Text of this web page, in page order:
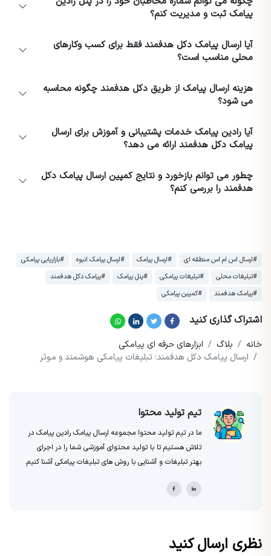
پیامک ثبت و مدیریت کنم؟
آیا ارسال پیامک دکل هدفمند فقط برای کسب وکارهای
محلی مناسب است؟
هزینه ارسال پیامک از طریق دکل هدفمند چگونه محاسبه
می شود؟
آیا رادین پیامک خدمات پشتیبانی و آموزش برای ارسال
پیامک دکل هدفمند ارائه می دهد؟
چطور می توانم بازخورد و نتایج کمپین ارسال پیامک دکل
هدفمند را بررسی کنم؟
#ارسال اس ام اس منطقه ای #ارسال پیامک #ارسال پیامک انبوه
#بازاریابی پیامکی
#تبلیغات محلی
#تبلیغات پیامکی #پنل پیامک
#پیامک دکل هدفمند
#پیامک هدفمند
#کمپین پیامکی
اشتراک گذاری کنید
خانه بلاگ
ابزارهای حرفه ای پیامکی
ارسال پیامک دکل هدفمند؛ تبلیغات پیامکی هوشمند و موثر
تیم تولید محتوا
ما در تیم تولید محتوا مجموعه ارسال پیامک رادین پیامک در
تلاش هستیم تا با تولید محتوای آموزشی شما را در اجرای
بهتر تبلیغات و آشنایی با روش های تبلیغات پیامکی آشنا کنیم.
نظری ارسال کنید